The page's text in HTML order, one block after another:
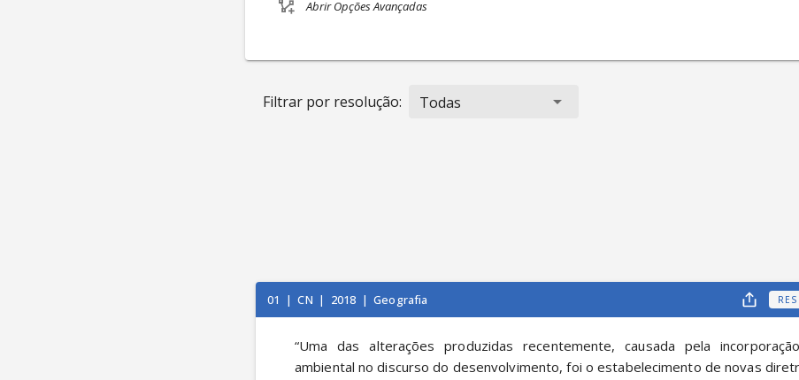
Abrir Opções Avançadas
Filtrar por resolução: Todas
01 | CN | 2018 | Geografia
“Uma das alterações produzidas recentemente, causada pela
ambiental no discurso do desenvolvimento, foi o estabelecimento de novas